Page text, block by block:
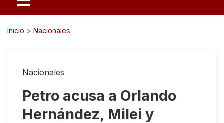
Inicio > Nacionales
Nacionales
Petro acusa a Orlando
Hernández, Milei y